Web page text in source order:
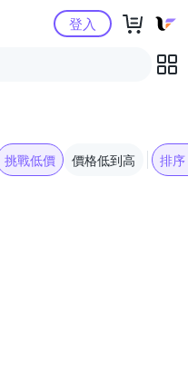
購物中心登入
挑戰低價 價格低到高 排序